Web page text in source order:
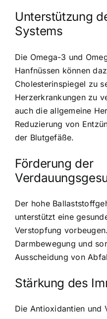
Unterstützung
Systems
Die Omega-3 und
Hanfnüssen können
Cholesterinspiegel zu
Herzerkrankungen zu
auch die allgemeine
Reduzierung von
der Blutgefäße.
Förderung der
Der hohe
unterstützt eine
Verstopfung
Darmbewegung und
Ausscheidung von
Stärkung des
Die Antioxidantien und